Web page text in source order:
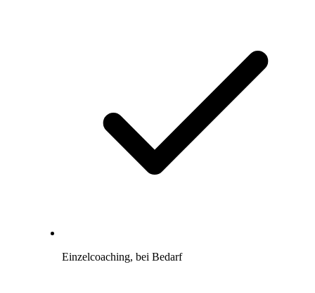
Einzelcoaching, bei Bedarf